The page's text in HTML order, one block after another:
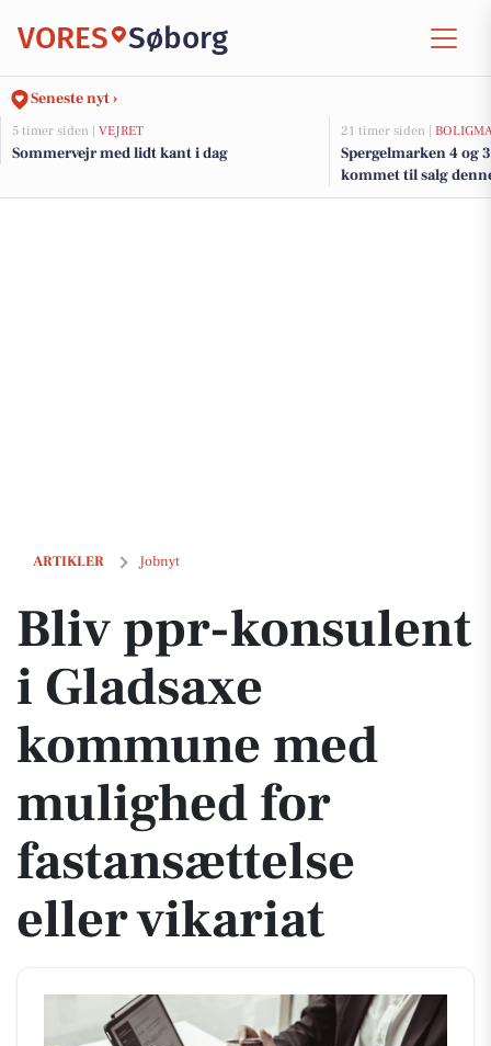
VORES Søborg
Seneste nyt ›
5 timer siden | VEJRET
Sommervejr med lidt kant i dag
21 timer siden |
Spergelmarken 4 og
kommet til salg
boligerne her.
ARTIKLER Jobnyt
Bliv ppr-konsulent i Gladsaxe kommune med mulighed for
Bliv ppr-konsulent
i Gladsaxe
kommune med
mulighed for
fastansættelse
eller vikariat